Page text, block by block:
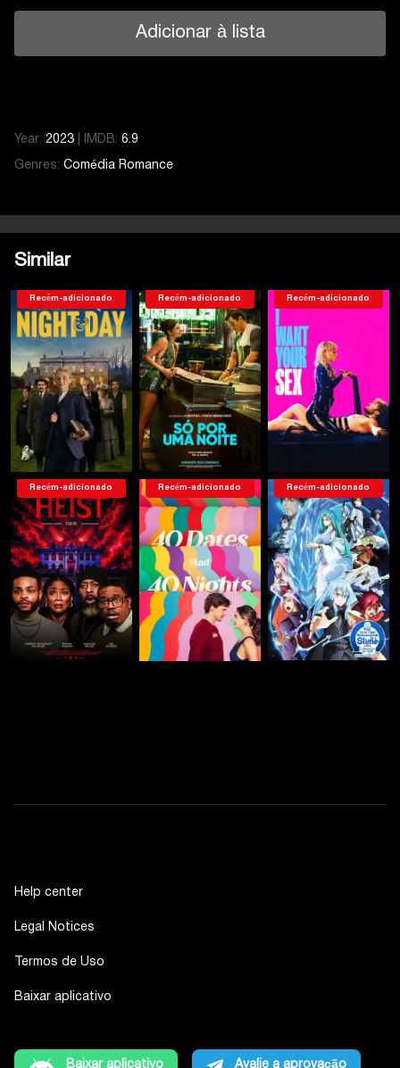
Adicionar à lista
Year: 2023 IMDB: 6.9
Genres: Comédia Romance
Similar
Recém-adicionado Recém-adicionado Recém-adicionado
Recém-adicionado Recém-adicionado Recém-adicionado
Help center
Legal Notices
Termos de Uso
Baixar aplicativo
Baixar aplicativo Avalie a aprovação